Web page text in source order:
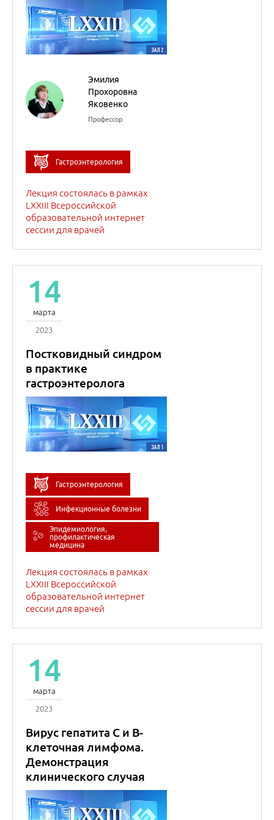
Лекция состоялась в рамках
LXXIII Всероссийской
образовательной интернет
14
2023
в практике
гастроэнтеролога
Эпидемиология,
профилактическая
медицина
Лекция состоялась в рамках
LXXIII Всероссийской
образовательной интернет
сессии для врачей
14
марта
2023
клеточная лимфома.
Демонстрация
клинического случая
Гастроэнтерология
Гепатология Онкология